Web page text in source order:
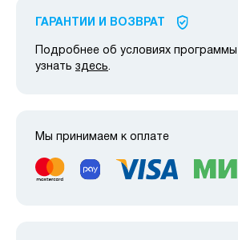
ГАРАНТИИ И ВОЗВРАТ
Подробнее об условиях
узнать здесь.
Мы принимаем к оплате